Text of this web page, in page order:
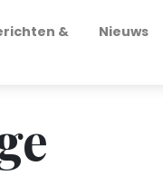
&
Nieuws